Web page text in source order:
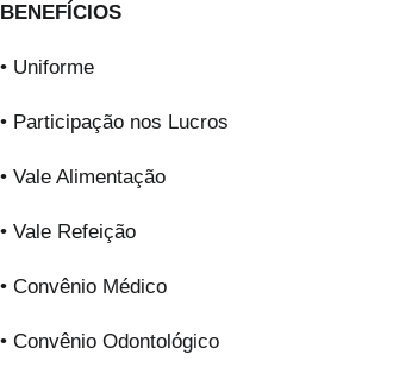
BENEFÍCIOS
• Uniforme
• Participação nos Lucros
• Vale Alimentação
• Vale Refeição
• Convênio Médico
• Convênio Odontológico